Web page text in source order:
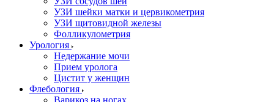
УЗИ шейки матки и цервикометрия
УЗИ щитовидной железы
Фолликулометрия
Урология
Недержание мочи
Прием уролога
Цистит у женщин
Флебология
Варикоз на ногах